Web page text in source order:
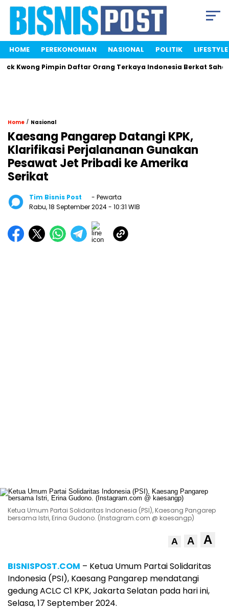
HOME PEREKONOMIAN NASIONAL POLITIK LIFESTYLE
Kwong Pimpin Daftar Orang Terkaya Indonesia Berkat Saham
Home / Nasional
Kaesang Pangarep Datangi KPK,
Klarifikasi Perjalananan Gunakan
Pesawat Jet Pribadi ke Amerika
Serikat
Tim Bisnis Post
- Pewarta
Rabu, 18 September 2024- 10:31 WIB
Ketua Umum Partai Solidaritas Indonesia (PSI), Kaesang Pangarep
bersama Istri, Erina Gudono. (Instagram.com @ kaesangp)
A A A
BISNISPOST.COM – Ketua Umum Partai Solidaritas
Indonesia (PSI), Kaesang Pangarep mendatangi
gedung ACLC C1 KPK, Jakarta Selatan pada hari ini,
Selasa, 17 September 2024.